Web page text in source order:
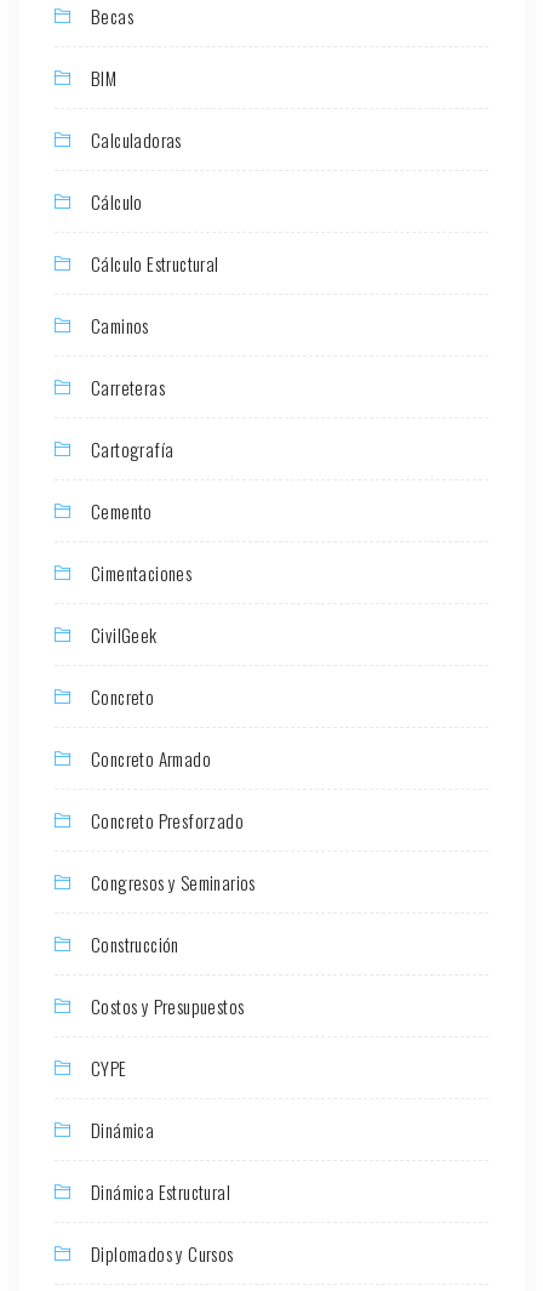
Becas
BIM
Calculadoras
Cálculo
Cálculo Estructural
Caminos
Carreteras
Cartografía
Cemento
Cimentaciones
CivilGeek
Concreto
Concreto Armado
Concreto Presforzado
Congresos y Seminarios
Construcción
Costos y Presupuestos
CYPE
Dinámica
Dinámica Estructural
Diplomados y Cursos